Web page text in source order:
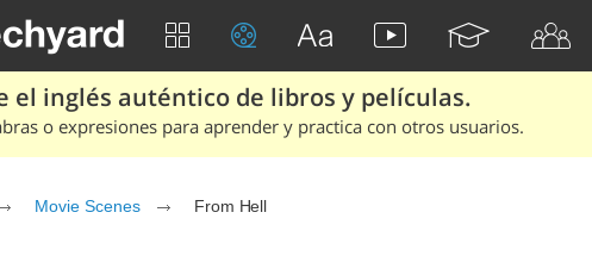
el inglés auténtico de libros y películas.
o expresiones para aprender y practica con otros usuarios.
Movie Scenes From Hell